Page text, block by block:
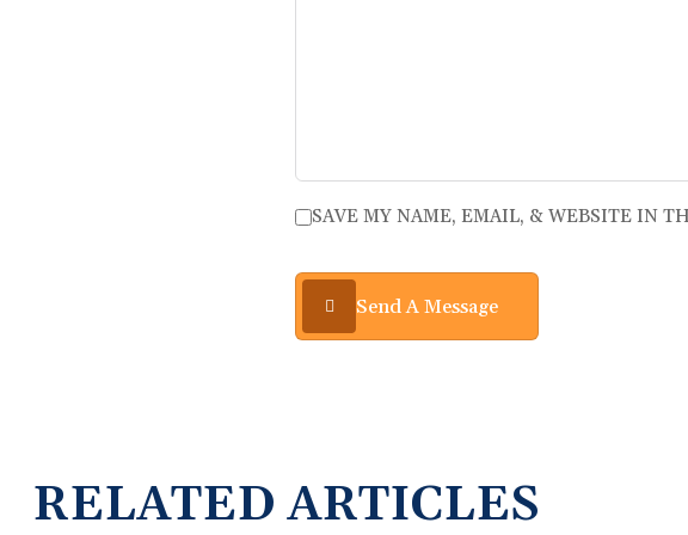
SAVE MY NAME, EMAIL, & WEBSITE IN
Send A Message
RELATED ARTICLES